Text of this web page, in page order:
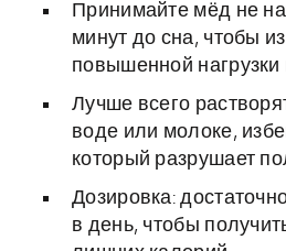
Принимайте мёд не
минут до сна, чтобы
повышенной нагрузки
Лучше всего
воде или молоке,
который разрушает
Дозировка:
в день, чтобы